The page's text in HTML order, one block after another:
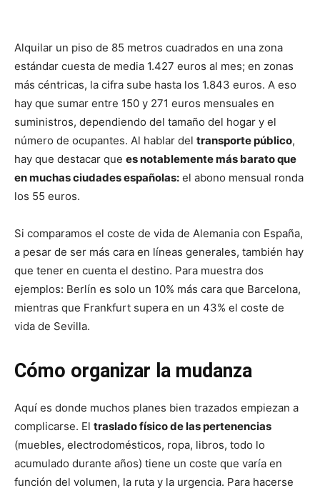
Alquilar un piso de 85 metros cuadrados en una zona
estándar cuesta de media 1.427 euros al mes; en zonas
más céntricas, la cifra sube hasta los 1.843 euros. A eso
hay que sumar entre 150 y 271 euros mensuales en
suministros, dependiendo del tamaño del hogar y el
número de ocupantes. Al hablar del transporte público,
hay que destacar que es notablemente más barato que
en muchas ciudades españolas: el abono mensual ronda
los 55 euros.
Si comparamos el coste de vida de Alemania con España,
a pesar de ser más cara en líneas generales, también hay
que tener en cuenta el destino. Para muestra dos
ejemplos: Berlín es solo un 10% más cara que Barcelona,
mientras que Frankfurt supera en un 43% el coste de
vida de Sevilla.
Cómo organizar la mudanza
Aquí es donde muchos planes bien trazados empiezan a
complicarse. El traslado físico de las pertenencias
(muebles, electrodomésticos, ropa, libros, todo lo
acumulado durante años) tiene un coste que varía en
función del volumen, la ruta y la urgencia. Para hacerse